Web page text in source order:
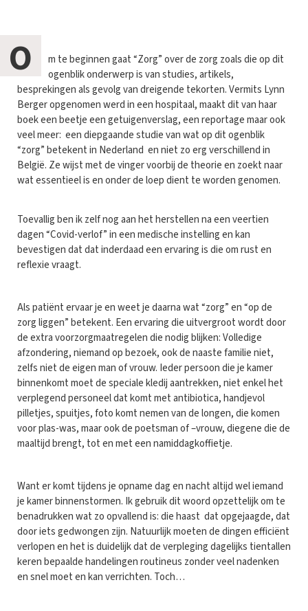
O
m te beginnen gaat “Zorg” over de zorg zoals die op dit
ogenblik onderwerp is van studies, artikels,
besprekingen als gevolg van dreigende tekorten. Vermits Lynn
Berger opgenomen werd in een hospitaal, maakt dit van haar
boek een beetje een getuigenverslag, een reportage maar ook
veel meer: een diepgaande studie van wat op dit ogenblik
“zorg” betekent in Nederland en niet zo erg verschillend in
België. Ze wijst met de vinger voorbij de theorie en zoekt naar
wat essentieel is en onder de loep dient te worden genomen.
Toevallig ben ik zelf nog aan het herstellen na een veertien
dagen “Covid-verlof” in een medische instelling en kan
bevestigen dat dat inderdaad een ervaring is die om rust en
reflexie vraagt.
Als patiënt ervaar je en weet je daarna wat “zorg” en “op de
zorg liggen” betekent. Een ervaring die uitvergroot wordt door
de extra voorzorgmaatregelen die nodig blijken: Volledige
afzondering, niemand op bezoek, ook de naaste familie niet,
zelfs niet de eigen man of vrouw. Ieder persoon die je kamer
binnenkomt moet de speciale kledij aantrekken, niet enkel het
verplegend personeel dat komt met antibiotica, handjevol
pilletjes, spuitjes, foto komt nemen van de longen, die komen
voor plas-was, maar ook de poetsman of –vrouw, diegene die de
maaltijd brengt, tot en met een namiddagkoffietje.
Want er komt tijdens je opname dag en nacht altijd wel iemand
je kamer binnenstormen. Ik gebruik dit woord opzettelijk om te
benadrukken wat zo opvallend is: die haast dat opgejaagde, dat
door iets gedwongen zijn. Natuurlijk moeten de dingen efficiënt
verlopen en het is duidelijk dat de verpleging dagelijks tientallen
keren bepaalde handelingen routineus zonder veel nadenken
en snel moet en kan verrichten. Toch…